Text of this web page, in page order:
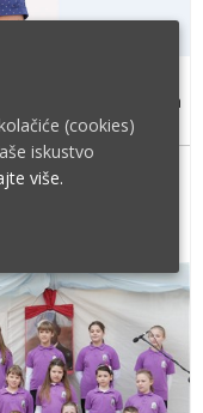
obljetnice
Hrvatskog katoličkoga
GLAZBE
(cookies)
iskustvo
više.